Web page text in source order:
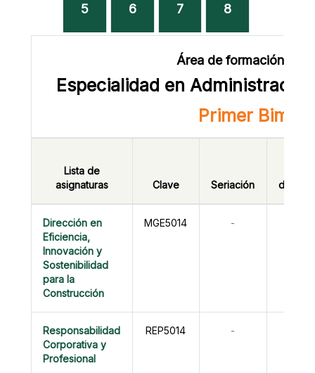
5 6 7 8
Área de formación
Especialidad en
Primer
Lista de
asignaturas
Clave Seriación
Dirección en
Eficiencia,
Innovación y
Sostenibilidad
para la
Construcción
MGE5014 -
Responsabilidad
Corporativa y
Profesional
REP5014 -